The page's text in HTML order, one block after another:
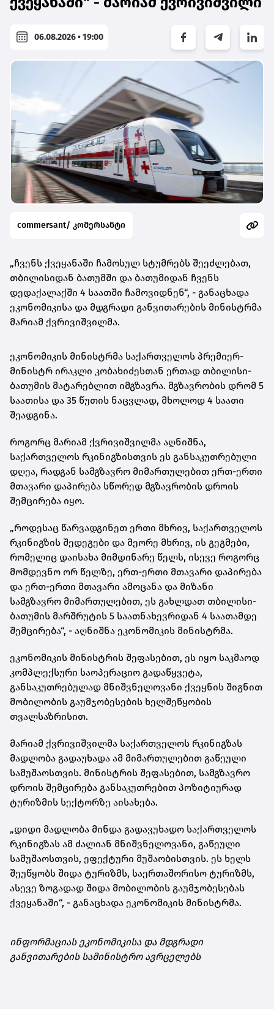
06.08.2026 • 19:00
commersant/ კომერსანტი
„ჩვენს ქვეყანაში ჩამოსულ სტუმრებს შეეძლებათ,
თბილისიდან ბათუმში და ბათუმიდან ჩვენს
დედაქალაქში 4 საათში ჩამოვიდნენ“, - განაცხადა
ეკონომიკისა და მდგრადი განვითარების მინისტრმა
მარიამ ქვრივიშვილმა.
ეკონომიკის მინისტრმა საქართველოს პრემიერ-
მინისტრ ირაკლი კობახიძესთან ერთად თბილისი-
ბათუმის მატარებლით იმგზავრა. მგზავრობის დრომ 5
საათისა და 35 წუთის ნაცვლად, მხოლოდ 4 საათი
შეადგინა.
როგორც მარიამ ქვრივიშვილმა აღნიშნა,
საქართველოს რკინიგზისთვის ეს განსაკუთრებული
დღეა, რადგან სამგზავრო მიმართულებით ერთ-ერთი
მთავარი დაპირება სწორედ მგზავრობის დროის
შემცირება იყო.
„როდესაც წარვადგინეთ ერთი მხრივ, საქართველოს
რკინიგზის შედეგები და მეორე მხრივ, ის გეგმები,
რომელიც დაისახა მიმდინარე წელს, ისევე როგორც
მომდევნო ორ წელზე, ერთ-ერთი მთავარი დაპირება
და ერთ-ერთი მთავარი ამოცანა და მიზანი
სამგზავრო მიმართულებით, ეს გახლდათ თბილისი-
ბათუმის მარშრუტის 5 საათნახევრიდან 4 საათამდე
შემცირება“, - აღნიშნა ეკონომიკის მინისტრმა.
ეკონომიკის მინისტრის შეფასებით, ეს იყო საკმაოდ
კომპლექსური საოპერაციო გადაწყვეტა,
განსაკუთრებულად მნიშვნელოვანი ქვეყნის შიგნით
მობილობის გაუმჯობესების ხელშეწყობის
თვალსაზრისით.
მარიამ ქვრივიშვილმა საქართველოს რკინიგზას
მადლობა გადაუხადა ამ მიმართულებით გაწეული
სამუშაოსთვის. მინისტრის შეფასებით, სამგზავრო
დროის შემცირება განსაკუთრებით პოზიტიურად
ტურიზმის სექტორზე აისახება.
„დიდი მადლობა მინდა გადავუხადო საქართველოს
რკინიგზას ამ ძალიან მნიშვნელოვანი, გაწეული
სამუშაოსთვის, ეფექტური მუშაობისთვის. ეს ხელს
შეუწყობს შიდა ტურიზმს, საერთაშორისო ტურიზმს,
ასევე ზოგადად შიდა მობილობის გაუმჯობესებას
ქვეყანაში“, - განაცხადა ეკონომიკის მინისტრმა.
ინფორმაციას ეკონომიკისა და მდგრადი
განვითარების სამინისტრო ავრცელებს